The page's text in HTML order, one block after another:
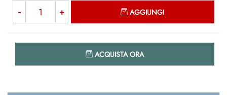
AGGIUNGI
ACQUISTA ORA